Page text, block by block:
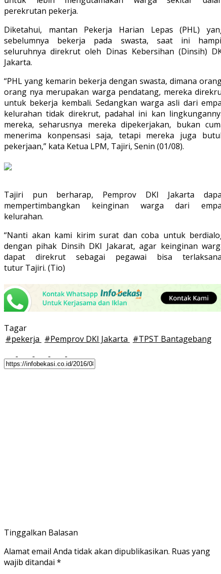
perekrutan pekerja.
Diketahui, mantan Pekerja Harian Lepas (PHL)
sebelumnya bekerja pada swasta, saat ini
seluruhnya direkrut oleh Dinas Kebersihan (Dinsih)
Jakarta.
“PHL yang kemarin bekerja dengan swasta, dimana
orang nya merupakan warga pendatang, mereka
untuk bekerja kembali. Sedangkan warga asli dari
kelurahan tidak direkrut, padahal ini kan
mereka, seharusnya mereka dipekerjakan, bukan
menerima konpensasi saja, tetapi mereka juga
pekerjaan,” kata Ketua LPM, Tajiri, Senin (01/08).
Tajiri pun berharap, Pemprov DKI Jakarta
mempertimbangkan keinginan warga dari
kelurahan.
“Nanti akan kami kirim surat dan coba untuk
dengan pihak Dinsih DKI Jakarat, agar keinginan
dapat direkrut sebagai pegawai bisa
tutur Tajiri.⁠⁠⁠⁠ (Tio)
Tagar
#pekerja #Pemprov DKI Jakarta #TPST Bantagebang
Tinggalkan Balasan
Alamat email Anda tidak akan dipublikasikan. Ruas yang
wajib ditandai *